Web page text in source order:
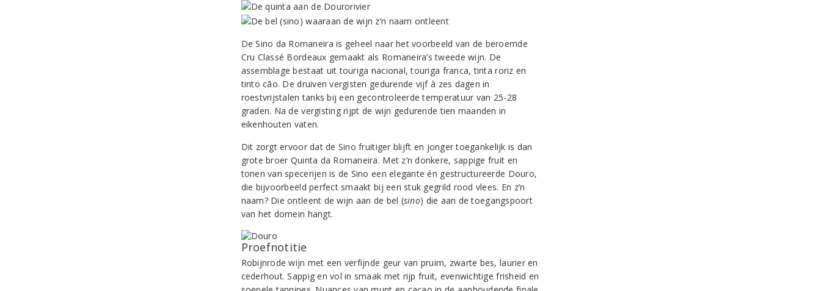
De Sino da Romaneira is geheel naar het voorbeeld van de beroemde
Cru Classé Bordeaux gemaakt als Romaneira’s tweede wijn. De
assemblage bestaat uit touriga nacional, touriga franca, tinta roriz en
tinto cão. De druiven vergisten gedurende vijf à zes dagen in
roestvrijstalen tanks bij een gecontroleerde temperatuur van 25-28
graden. Na de vergisting rijpt de wijn gedurende tien maanden in
eikenhouten vaten.
Dit zorgt ervoor dat de Sino fruitiger blijft en jonger toegankelijk is dan
grote broer Quinta da Romaneira. Met z’n donkere, sappige fruit en
tonen van specerijen is de Sino een elegante én gestructureerde Douro,
die bijvoorbeeld perfect smaakt bij een stuk gegrild rood vlees. En z’n
naam? Die ontleent de wijn aan de bel (sino) die aan de toegangspoort
van het domein hangt.
Proefnotitie
Robijnrode wijn met een verfijnde geur van pruim, zwarte bes, laurier en
cederhout. Sappig en vol in smaak met rijp fruit, evenwichtige frisheid en